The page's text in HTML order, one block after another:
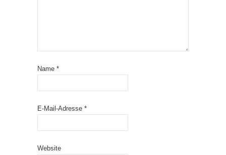
Name *
E-Mail-Adresse *
Website